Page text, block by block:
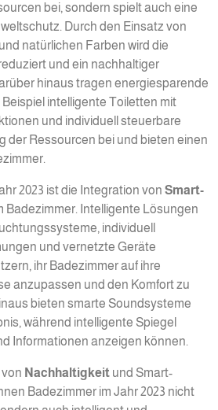
bei, sondern spielt auch eine
Durch den Einsatz von
natürlichen Farben wird die
und ein nachhaltiger
hinaus tragen energiesparende
intelligente Toiletten mit
und individuell steuerbare
der Ressourcen bei und bieten einen
2023 ist die Integration von Smart-
Badezimmer. Intelligente Lösungen
individuell
und vernetzte Geräte
ihr Badezimmer auf ihre
anzupassen und den Komfort zu
bieten smarte Soundsysteme
während intelligente Spiegel
Informationen anzeigen können.
Nachhaltigkeit und Smart-
Badezimmer im Jahr 2023 nicht